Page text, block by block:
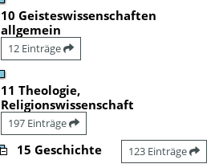
10 Geisteswissenschaften
allgemein
12 Einträge
11 Theologie,
Religionswissenschaft
197 Einträge
15 Geschichte 123 Einträge